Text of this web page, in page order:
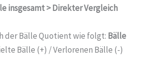
insgesamt > Direkter Vergleich
der Bälle Quotient wie folgt: Bälle
Bälle (+) / Verlorenen Bälle (-)